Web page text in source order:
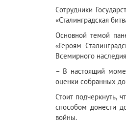
Сотрудники
«Сталинградская
Основной темой
«Героям
Всемирного
– В настоящий
оценки собранных
Стоит подчеркнуть,
способом донести
войны.